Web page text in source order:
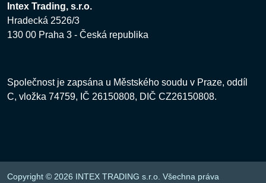
Intex Trading, s.r.o.
Hradecká 2526/3
130 00 Praha 3 - Česká republika
Společnost je zapsána u Městského soudu v Praze, oddíl
C, vložka 74759, IČ 26150808, DIČ CZ26150808.
Copyright © 2026 INTEX TRADING s.r.o. Všechna práva